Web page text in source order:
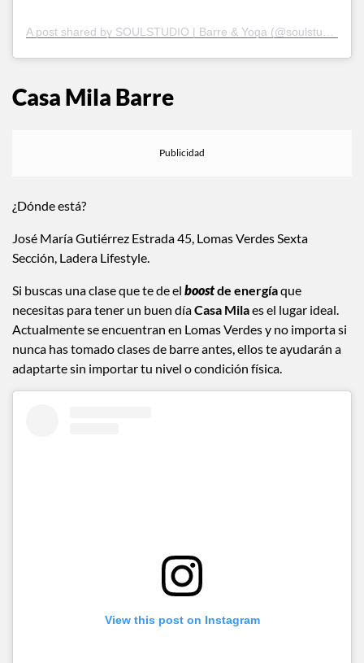
A post shared by SOULSTUDIO | Barre & Yoga (@soulstudiobarre)
Casa Mila Barre
¿Dónde está?
José María Gutiérrez Estrada 45, Lomas Verdes Sexta
Sección, Ladera Lifestyle.
Si buscas una clase que te de el boostde energíaque
necesitas para tener un buen díaCasa Milaes el lugar ideal.
Actualmente se encuentran en Lomas Verdes y no importa si
nunca has tomado clases de barre antes, ellos te ayudarán a
adaptarte sin importar tu nivel o condición física.
View this post on Instagram